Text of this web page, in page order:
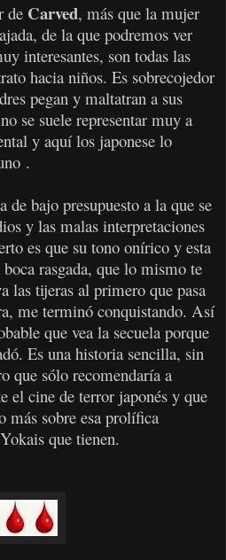
de Carved, más que la mujer
de la que podremos ver
interesantes, son todas las
hacia niños. Es sobrecojedor
pegan y maltatran a sus
se suele representar muy a
y aquí los japonese lo
.
de bajo presupuesto a la que se
y las malas interpretaciones
es que su tono onírico y esta
rasgada, que lo mismo te
las tijeras al primero que pasa
me terminó conquistando. Así
que vea la secuela porque
Es una historia sencilla, sin
que sólo recomendaría a
el cine de terror japonés y que
más sobre esa prolífica
que tienen.